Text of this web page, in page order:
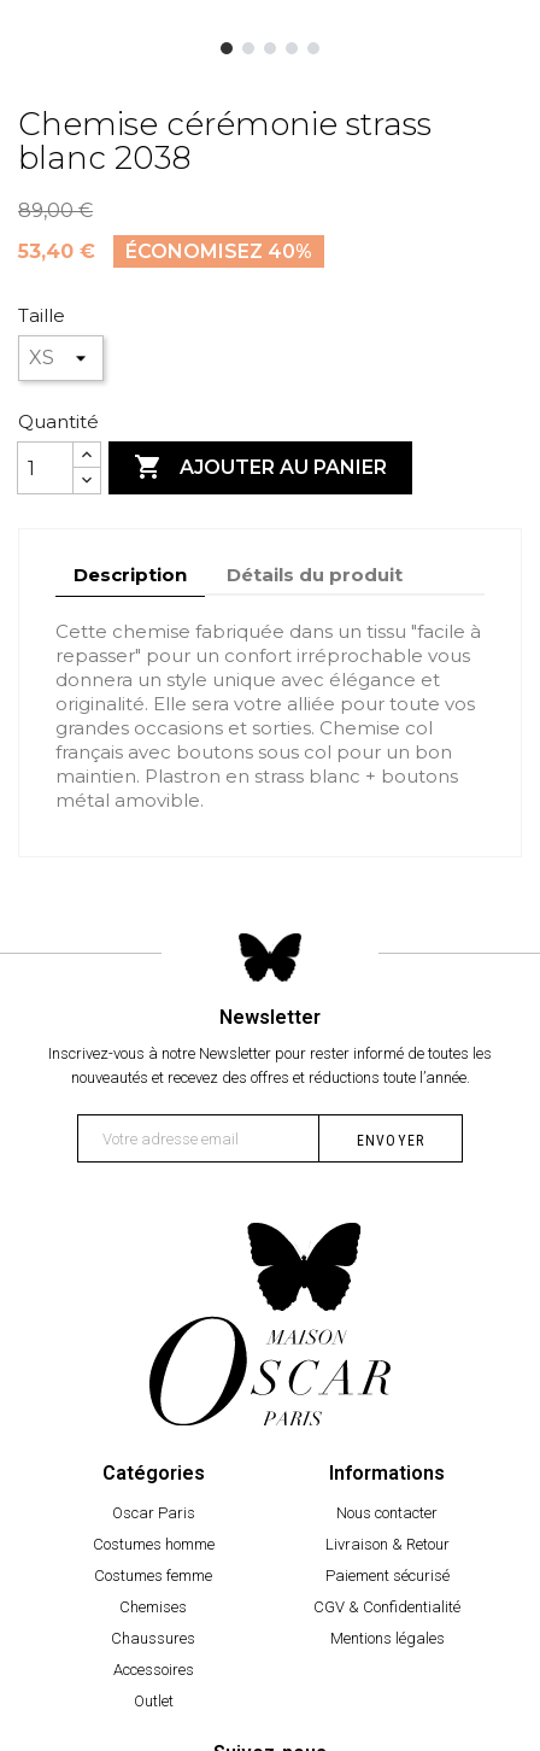
Chemise cérémonie strass
blanc 2038
89,00 €
53,40 €
ÉCONOMISEZ 40%
Taille
Quantité
 AJOUTER AU PANIER
Description Détails du produit
Cette chemise fabriquée dans un tissu "facile à
repasser" pour un confort irréprochable vous
donnera un style unique avec élégance et
originalité. Elle sera votre alliée pour toute vos
grandes occasions et sorties. Chemise col
français avec boutons sous col pour un bon
maintien. Plastron en strass blanc + boutons
métal amovible.
Newsletter
Inscrivez-vous à notre Newsletter pour rester informé de toutes les
nouveautés et recevez des offres et réductions toute l’année.
Catégories
Oscar Paris
Costumes homme
Costumes femme
Chemises
Chaussures
Accessoires
Outlet
Informations
Nous contacter
Livraison & Retour
Paiement sécurisé
CGV & Confidentialité
Mentions légales